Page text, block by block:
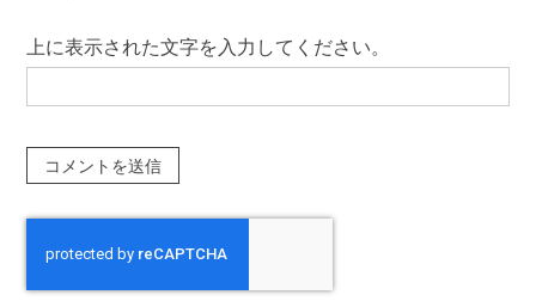
上に表示された文字を入力してください。